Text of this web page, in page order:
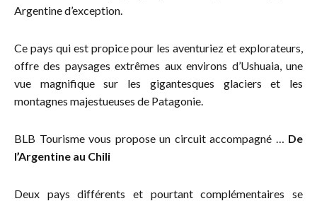
Argentine d’exception.
Ce pays qui est propice pour les aventuriez et explorateurs,
offre des paysages extrêmes aux environs d’Ushuaia, une
vue magnifique sur les gigantesques glaciers et les
montagnes majestueuses de Patagonie.
BLB Tourisme vous propose un circuit accompagné … De
l’Argentine au Chili
Deux pays différents et pourtant complémentaires se